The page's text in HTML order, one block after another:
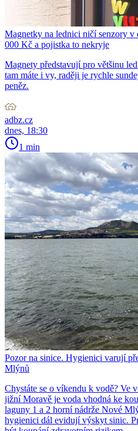
Magnetky na lednici ničí senzory
000 Kč a pojistka to nekryje
Magnety představují pro většinu
tam máte i vy, raději je rychle
peněz.
adbz.cz
dnes, 18:30
1 min
Pozor na sinice. Hygienici varují
Mlýnů
Chystáte se o víkendu k vodě? Ve
jižní Moravě je voda vhodná ke
laguny 1 a 2 horní nádrže Nové
hygienici dál evidují výskyt sinic.